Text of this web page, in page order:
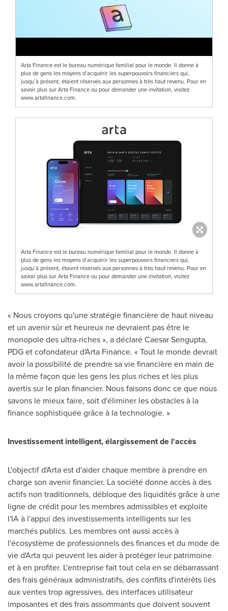
Arta Finance est le bureau numérique familial pour le monde. Il donne à
plus de gens les moyens d’acquérir les superpouvoirs financiers qui,
jusqu’à présent, étaient réservés aux personnes à très haut revenu. Pour en
savoir plus sur Arta Finance ou pour demander une invitation, visitez
www.artafinance.com.
Arta Finance est le bureau numérique familial pour le monde. Il donne à
plus de gens les moyens d’acquérir les superpouvoirs financiers qui,
jusqu’à présent, étaient réservés aux personnes à très haut revenu. Pour en
savoir plus sur Arta Finance ou pour demander une invitation, visitez
www.artafinance.com.
« Nous croyons qu'une stratégie financière de haut niveau
et un avenir sûr et heureux ne devraient pas être le
monopole des ultra-riches », a déclaré Caesar Sengupta,
PDG et cofondateur d'Arta Finance. « Tout le monde devrait
avoir la possibilité de prendre sa vie financière en main de
la même façon que les gens les plus riches et les plus
avertis sur le plan financier. Nous faisons donc ce que nous
savons le mieux faire, soit d'éliminer les obstacles à la
finance sophistiquée grâce à la technologie. »
Investissement intelligent, élargissement de l'accès
L'objectif d'Arta est d'aider chaque membre à prendre en
charge son avenir financier. La société donne accès à des
actifs non traditionnels, débloque des liquidités grâce à une
ligne de crédit pour les membres admissibles et exploite
l'IA à l'appui des investissements intelligents sur les
marchés publics. Les membres ont aussi accès à
l'écosystème de professionnels des finances et du mode de
vie d'Arta qui peuvent les aider à protéger leur patrimoine
et à en profiter. L'entreprise fait tout cela en se débarrassant
des frais généraux administratifs, des conflits d'intérêts liés
aux ventes trop agressives, des interfaces utilisateur
imposantes et des frais assommants que doivent souvent